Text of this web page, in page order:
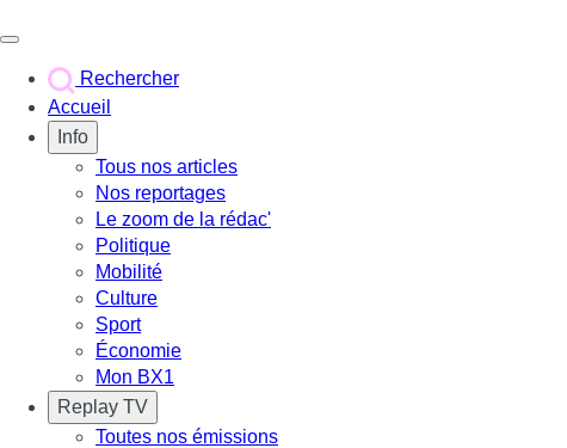
Rechercher
Accueil
Info
Tous nos articles
Nos reportages
Le zoom de la rédac'
Politique
Mobilité
Culture
Sport
Économie
Mon BX1
Replay TV
Toutes nos émissions